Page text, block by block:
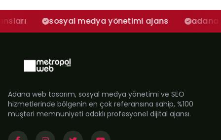
medya yönetimi ajans adana sosyal
Adana web tasarım, sosyal medya yönetimi ve SEO
hizmetlerinde bölgenin en çok referansına sahip, %100
müşteri memnuniyeti odaklı profesyonel dijital ajansı.